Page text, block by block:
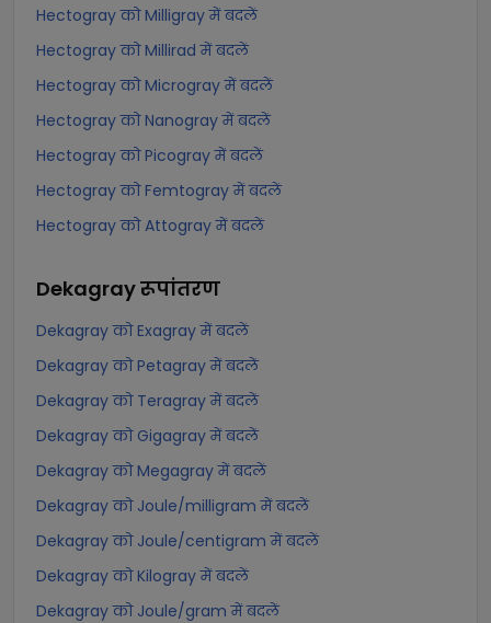
Hectogray को Milligray में बदलें
Hectogray को Millirad में बदलें
Hectogray को Microgray में बदलें
Hectogray को Nanogray में बदलें
Hectogray को Picogray में बदलें
Hectogray को Femtogray में बदलें
Hectogray को Attogray में बदलें
Dekagrayरूपांतरण
Dekagray को Exagray में बदलें
Dekagray को Petagray में बदलें
Dekagray को Teragray में बदलें
Dekagray को Gigagray में बदलें
Dekagray को Megagray में बदलें
Dekagray को Joule/milligram में बदलें
Dekagray को Joule/centigram में बदलें
Dekagray को Kilogray में बदलें
Dekagray को Joule/gram में बदलें